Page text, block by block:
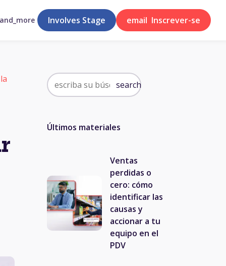
Involves Stage email Inscrever-se
search
Últimos materiales
Ventas
perdidas o
cero: cómo
identificar las
causas y
accionar a tu
equipo en el
PDV